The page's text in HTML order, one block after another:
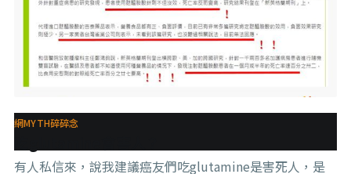
網MYTH碎碎念
有人私信來，說我建議癌友們吃glutamine是害死人，是